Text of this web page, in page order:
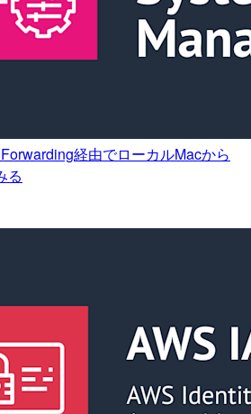
経由でローカルMacから
る